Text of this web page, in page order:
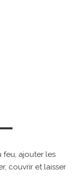
feu, ajouter les
couvrir et laisser